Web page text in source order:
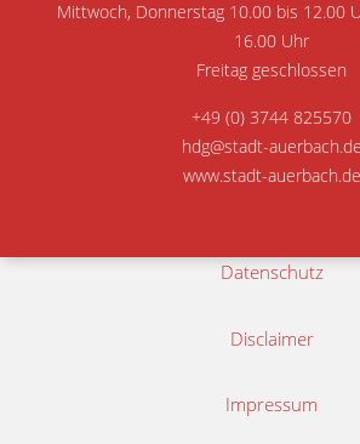
Mittwoch, Donnerstag 10.00 bis 12.00
16.00 Uhr
Freitag geschlossen
+49 (0) 3744 825570
hdg@stadt-auerbach.de
www.stadt-auerbach.de
Datenschutz
Disclaimer
Impressum